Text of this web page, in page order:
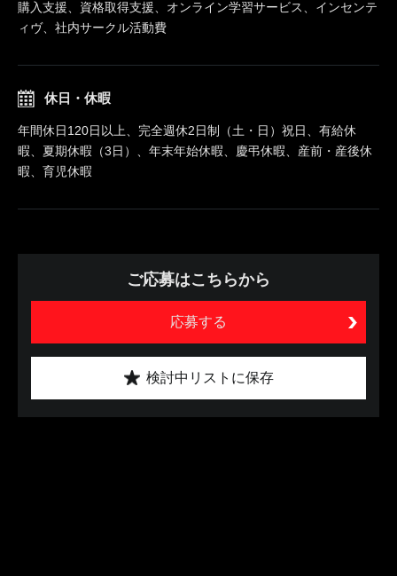
購入支援、資格取得支援、オンライン学習サービス、インセンテ
ィヴ、社内サークル活動費
休日・休暇
年間休日120日以上、完全週休2日制（土・日）祝日、有給休
暇、夏期休暇（3日）、年末年始休暇、慶弔休暇、産前・産後休
暇、育児休暇
ご応募はこちらから
応募する
検討中リストに保存